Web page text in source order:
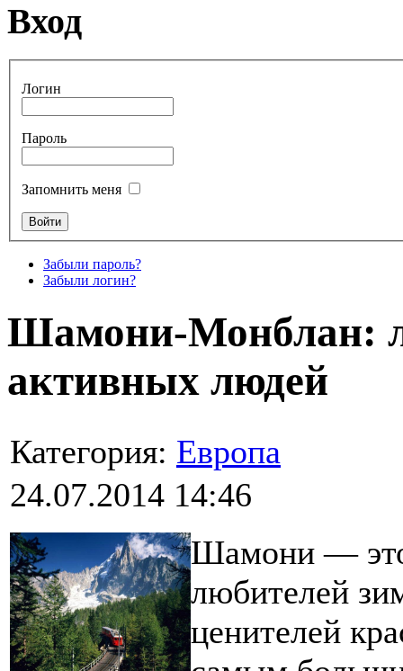
Вход
Логин
Пароль
Запомнить меня
Забыли пароль?
Забыли логин?
Шамони-Монблан:
активных людей
Категория: Европа
24.07.2014 14:46
Шамони — это
любителей
ценителей